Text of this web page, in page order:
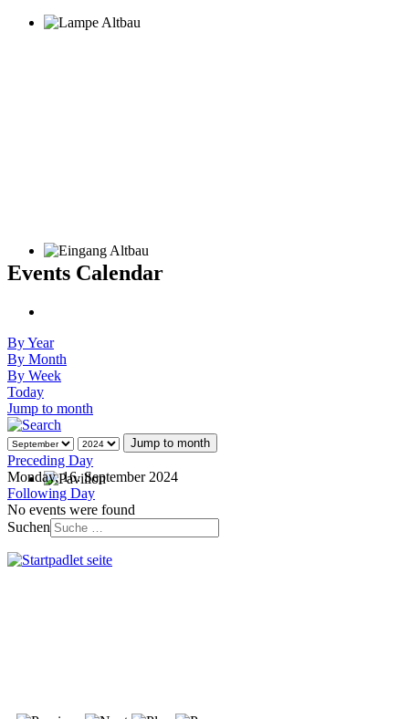
Events Calendar
By Year
By Month
By Week
Today
Jump to month
Jump to month
Preceding Day
Monday, 16. September 2024
Following Day
No events were found
Suchen